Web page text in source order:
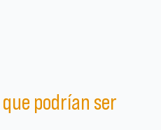
que podrían ser